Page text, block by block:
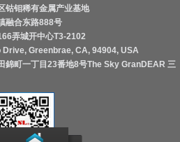
钴钼稀有金属产业基地
融合东路888号
弄城开中心T3-2102
Greenbrae, CA, 94904, USA
錦町一丁目23番地8号The Sky GranDEAR 三